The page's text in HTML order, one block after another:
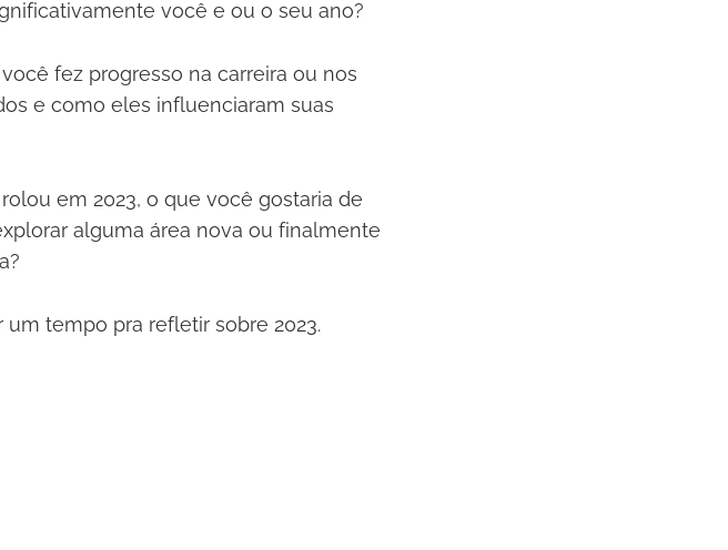
você e ou o seu ano?
você fez progresso na carreira ou nos
e como eles influenciaram suas
em 2023, o que você gostaria de
alguma área nova ou finalmente
tempo pra refletir sobre 2023.